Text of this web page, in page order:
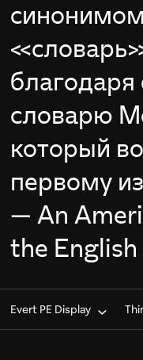
словарю
который
первому
— An
the
Evert PE Display